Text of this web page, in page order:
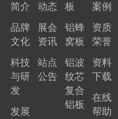
简介
品牌
文化
科技
与研
发
发展
动态
展会
资讯
站点
公告
板
铝蜂
窝板
铝波
纹芯
复合
铝板
案例
资质
荣誉
资料
下载
在线
帮助